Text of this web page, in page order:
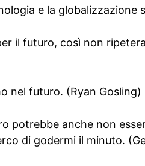
e la globalizzazione
il futuro, così non
nel futuro. (Ryan Gosling)
potrebbe anche non
di godermi il minuto.